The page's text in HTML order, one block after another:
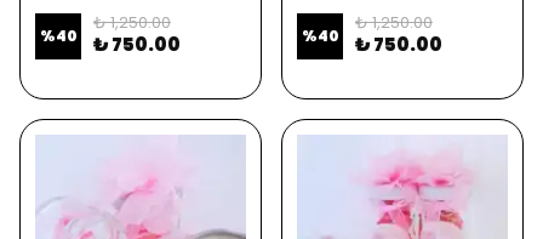
%40
₺ 1,250.00
₺ 750.00 %40
₺ 1,250.00
₺ 750.00